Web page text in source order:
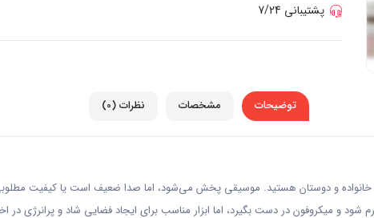
پشتیبانی 7/24
توضیحات مشخصات نظرات (0)
و دوستان هستید. موسیقی پخش می‌شود، اما صدا ضعیف است یا کیفیت
شود و میکروفون در دست بگیرد، اما ابزار مناسب برای ایجاد فضایی شاد و